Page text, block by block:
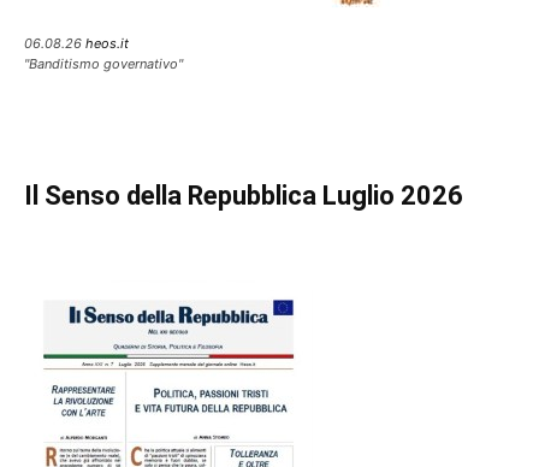
06.08.26 heos.it
"Banditismo governativo"
Il Senso della Repubblica Luglio 2026